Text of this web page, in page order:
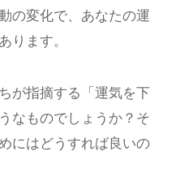
の変化で、あなたの運
ります。
が指摘する「運気を下
なものでしょうか？そ
にはどうすれば良いの